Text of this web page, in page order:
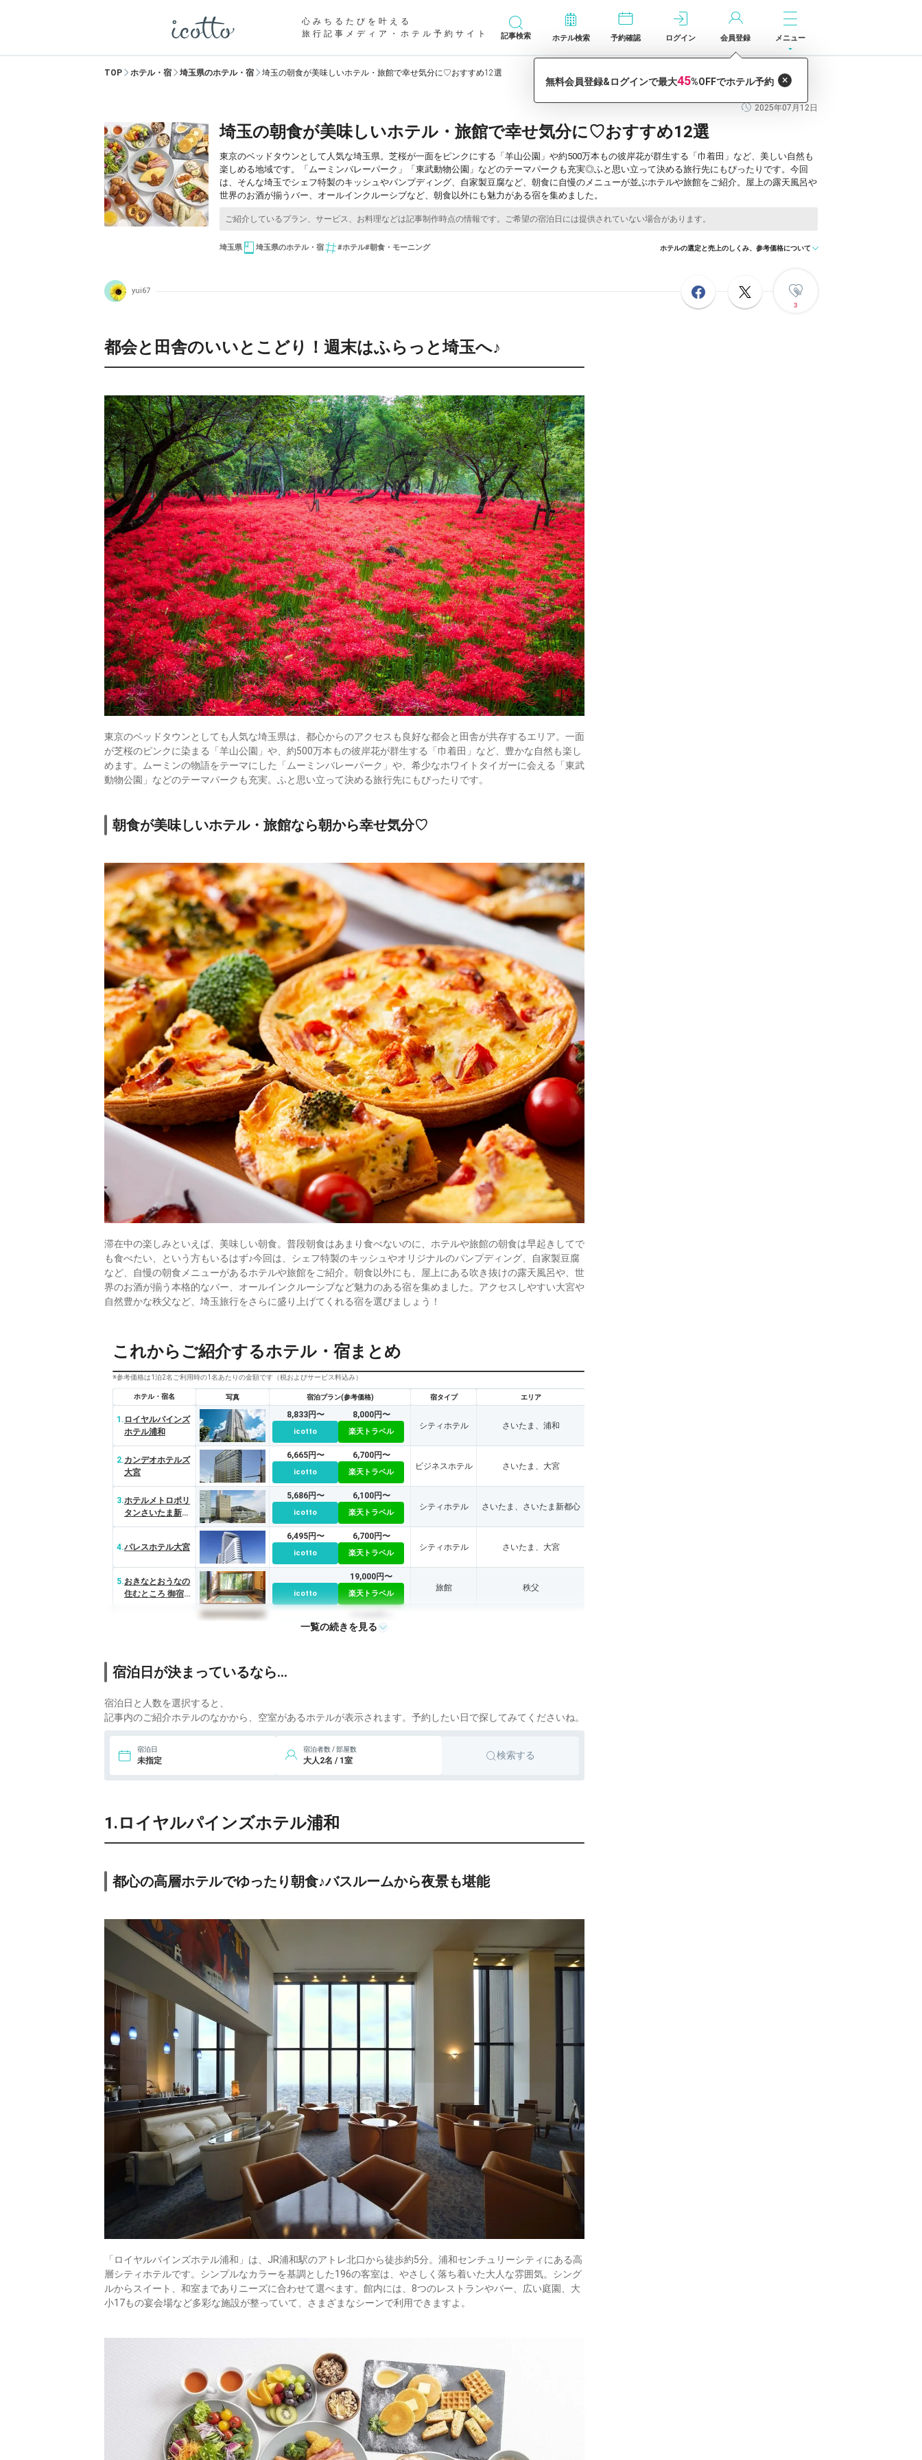
心みちるたびを叶える
旅行記事メディア・ホテル予約サイト
記事検索 ホテル検索 予約確認 ログイン 会員登録 メニュー
TOP ホテル・宿 埼玉県のホテル・宿 埼玉の朝食が美味しいホテル・旅館で幸せ気分に♡おすすめ12選
2025年07月12日
埼玉の朝食が美味しいホテル・旅館で幸せ気分に♡おすすめ12選
東京のベッドタウンとして人気な埼玉県。芝桜が一面をピンクにする「羊山公園」や約500万本もの彼岸花が群生する「巾着田」など、美しい自然も
楽しめる地域です。「ムーミンバレーパーク」「東武動物公園」などのテーマパークも充実◎ふと思い立って決める旅行先にもぴったりです。今回
は、そんな埼玉でシェフ特製のキッシュやパンプディング、自家製豆腐など、朝食に自慢のメニューが並ぶホテルや旅館をご紹介。屋上の露天風呂や
世界のお酒が揃うバー、オールインクルーシブなど、朝食以外にも魅力がある宿を集めました。
埼玉県 埼玉県のホテル・宿 #ホテル#朝食・モーニング ホテルの選定と売上のしくみ、参考価格について
yui67
3
都会と田舎のいいとこどり！週末はふらっと埼玉へ♪
東京のベッドタウンとしても人気な埼玉県は、都心からのアクセスも良好な都会と田舎が共存するエリア。一面
が芝桜のピンクに染まる「羊山公園」や、約500万本もの彼岸花が群生する「巾着田」など、豊かな自然も楽し
めます。ムーミンの物語をテーマにした「ムーミンバレーパーク」や、希少なホワイトタイガーに会える「東武
動物公園」などのテーマパークも充実。ふと思い立って決める旅行先にもぴったりです。
朝食が美味しいホテル・旅館なら朝から幸せ気分♡
滞在中の楽しみといえば、美味しい朝食。普段朝食はあまり食べないのに、ホテルや旅館の朝食は早起きしてで
も食べたい、という方もいるはず♪今回は、シェフ特製のキッシュやオリジナルのパンプディング、自家製豆腐
など、自慢の朝食メニューがあるホテルや旅館をご紹介。朝食以外にも、屋上にある吹き抜けの露天風呂や、世
界のお酒が揃う本格的なバー、オールインクルーシブなど魅力のある宿を集めました。アクセスしやすい大宮や
自然豊かな秩父など、埼玉旅行をさらに盛り上げてくれる宿を選びましょう！
これからご紹介するホテル・宿まとめ
※参考価格は1泊2名ご利用時の1名あたりの金額です（税およびサービス料込み）
ホテル・宿名 写真 宿泊プラン(参考価格) 宿タイプ エリア
1. ロイヤルパインズ
ホテル浦和
8,833円〜
icotto
8,000円〜
楽天トラベル
シティホテル さいたま、浦和
2.カンデオホテルズ
大宮
6,665円〜
icotto
6,700円〜
楽天トラベル
ビジネスホテル さいたま、大宮
3.ホテルメトロポリ
タンさいたま新都
心
5,686円〜
icotto
6,100円〜
楽天トラベル
シティホテル さいたま、さいたま新都心
4.パレスホテル大宮
6,495円〜
icotto
6,700円〜
楽天トラベル
シティホテル さいたま、大宮
5.おきなとおうなの
住むところ 御宿
icotto
19,000円〜
楽天トラベル
旅館 秩父
icotto 楽天トラベル
7.
小さなホテル セラ
ヴィ
8. アパホテル さいた
ま新都心駅北
icotto 楽天トラベル
9.川越東武ホテル
6,411円〜
icotto
6,700円〜
楽天トラベル
川越
8,961円〜 8,800円〜
11.レフ大宮 by ベッ
6,332円〜
ームシティ農園
ホテル
icotto 楽天トラベル
一覧の続きを見る
宿泊日が決まっているなら…
宿泊日と人数を選択すると、
記事内のご紹介ホテルのなかから、空室があるホテルが表示されます。予約したい日で探してみてくださいね。
宿泊日
未指定
宿泊者数 / 部屋数
大人2名 / 1室 検索する
1.ロイヤルパインズホテル浦和
都心の高層ホテルでゆったり朝食♪バスルームから夜景も堪能
「ロイヤルパインズホテル浦和」は、JR浦和駅のアトレ北口から徒歩約5分。浦和センチュリーシティにある高
層シティホテルです。シンプルなカラーを基調とした196の客室は、やさしく落ち着いた大人な雰囲気。シング
ルからスイート、和室までありニーズに合わせて選べます。館内には、8つのレストランやバー、広い庭園、大
小17もの宴会場など多彩な施設が整っていて、さまざまなシーンで利用できますよ。